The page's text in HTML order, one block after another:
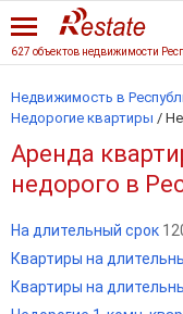
Недвижимость в
Недорогие квартиры /
Аренда
недорого в
На длительный срок
Квартиры на
Квартиры на